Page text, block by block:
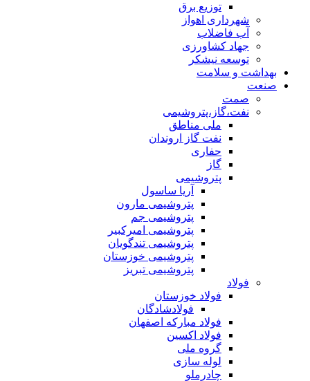
توزیع برق
شهرداری اهواز
آب فاضلاب
جهاد کشاورزی
توسعه نیشکر
بهداشت و سلامت
صنعت
صمت
نفت،گاز،پتروشیمی
ملی مناطق
نفت گاز اروندان
حفاری
گاز
پتروشیمی
آریا ساسول
پتروشیمی مارون
پتروشیمی جم
پتروشیمی امیرکبیر
پتروشیمی تندگویان
پتروشیمی خوزستان
پتروشیمی تبریز
فولاد
فولاد خوزستان
فولادشادگان
فولاد مبارکه اصفهان
فولاد اکسین
گروه ملی
لوله سازی
چادرملو